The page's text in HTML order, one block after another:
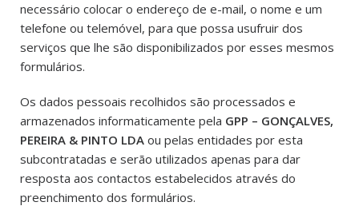
necessário colocar o endereço de e-mail, o nome e um
telefone ou telemóvel, para que possa usufruir dos
serviços que lhe são disponibilizados por esses mesmos
formulários.
Os dados pessoais recolhidos são processados e
armazenados informaticamente pela GPP – GONÇALVES,
PEREIRA & PINTO LDA ou pelas entidades por esta
subcontratadas e serão utilizados apenas para dar
resposta aos contactos estabelecidos através do
preenchimento dos formulários.